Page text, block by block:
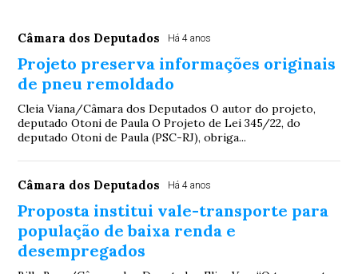
Câmara dos Deputados Há 4 anos
Projeto preserva informações originais
de pneu remoldado
Cleia Viana/Câmara dos Deputados O autor do projeto,
deputado Otoni de Paula O Projeto de Lei 345/22, do
deputado Otoni de Paula (PSC-RJ), obriga...
Câmara dos Deputados Há 4 anos
Proposta institui vale-transporte para
população de baixa renda e
desempregados